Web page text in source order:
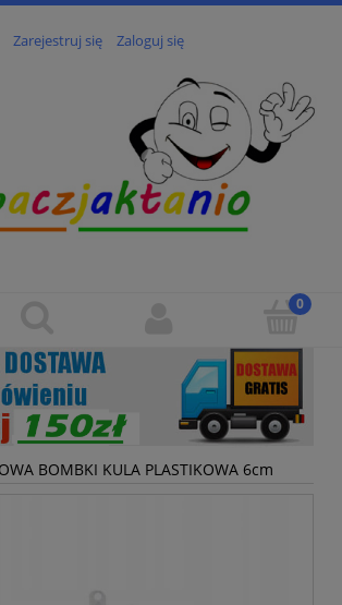
Zarejestruj się Zaloguj się
BOMBKI KULA PLASTIKOWA 6cm